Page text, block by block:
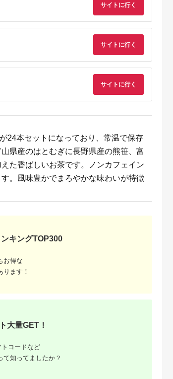
女茶＞産地直送
の深蒸し八女茶5
ット 028-004
5.0
金額:11,000
アム
ドメーヌ・タカヒコ
ナナツモリのピノノワ
ールの葉を使った北海
道TEA_Y037-0336
寄付金額: 27,000
熱湯かぶせ茶
1kg（250g×4本）木
箱詰 お茶 煎茶 かぶ
茶
寄付金額: 40,000
サイトに行く
サイトに行く
サイトに行く
24本セットになっており、常温で保存
県産のはとむぎに長野県産の熊笹、富
た香ばしいお茶です。ノンカフェイン
。風味豊かでまろやかな味わいが特徴
キングTOP300
お得な
ます！
大量GET！
コードなど
て知ってましたか？